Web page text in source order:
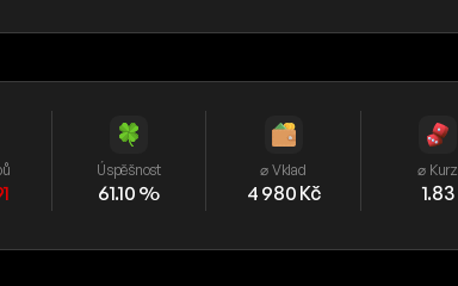
Úspěšnost
61.10 %
⌀ Vklad
4 980 Kč
⌀ Kurz
1.83